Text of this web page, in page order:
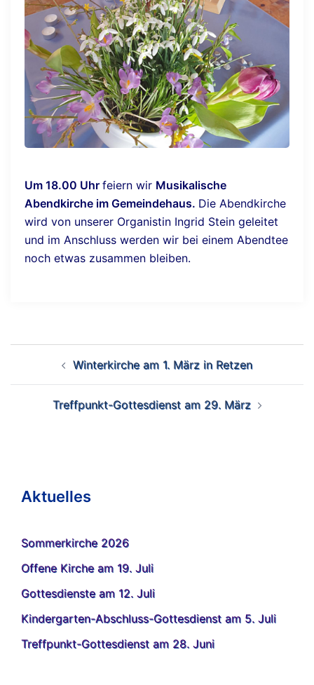
Um 18.00 Uhr feiern wir Musikalische
Abendkirche im Gemeindehaus. Die Abendkirche
wird von unserer Organistin Ingrid Stein geleitet
und im Anschluss werden wir bei einem Abendtee
noch etwas zusammen bleiben.
NavigationWinterkirche am 1. März in Retzen
Treffpunkt-Gottesdienst am 29. März
Aktuelles
Sommerkirche 2026
Offene Kirche am 19. Juli
Gottesdienste am 12. Juli
Kindergarten-Abschluss-Gottesdienst am 5. Juli
Treffpunkt-Gottesdienst am 28. Juni